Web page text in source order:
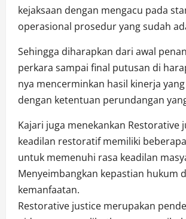
kejaksaan dengan mengacu pada
operasional prosedur yang sudah
Sehingga diharapkan dari awal
perkara sampai final putusan di
nya mencerminkan hasil kinerja
dengan ketentuan perundangan
Kajari juga menekankan Restorative
keadilan restoratif memiliki
untuk memenuhi rasa keadilan
Menyeimbangkan kepastian hukum
kemanfaatan.
Restorative justice merupakan